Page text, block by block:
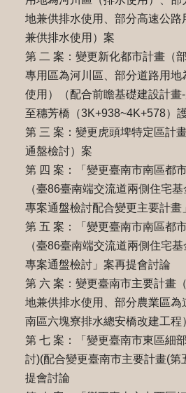
地兼供排水使用、部分高速公路
兼供排水使用）案
第 二 案：變更新化都市計畫（
專用區為河川區、部分道路用地
使用）（配合前瞻基礎建設計畫
至穗芳橋（3K+938~4K+578）
第 三 案：變更虎頭埤特定區計
通盤檢討）案
第 四 案：「變更臺南市南區都
（臺86臺南端交流道兩側住宅基
專案通盤檢討配合變更主要計畫
第 五 案：「變更臺南市南區都
（臺86臺南端交流道兩側住宅基
專案通盤檢討」案再提會討論
第 六 案：變更臺南市主要計畫
地兼供排水使用、部分農業區為
南區六塊寮排水總安橋改建工程
第 七 案：「變更臺南市東區細
討)(配合變更臺南市主要計畫(第
提會討論